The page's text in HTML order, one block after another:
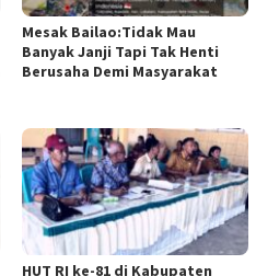
Mesak Bailao:Tidak Mau
Banyak Janji Tapi Tak Henti
Berusaha Demi Masyarakat
HUT RI ke-81 di Kabupaten